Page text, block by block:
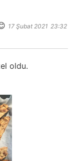
17 Şubat 2021 23:32
oldu.